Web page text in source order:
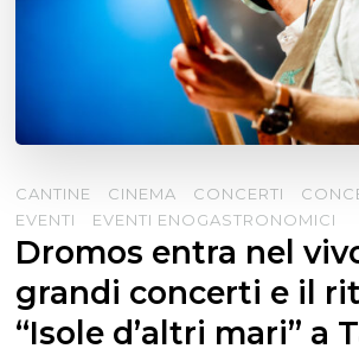
CANTINE CINEMA CONCERTI
EVENTI
EVENTI ENOGASTRONOMICI
Dromos entra nel
grandi concerti e il
“Isole d’altri mari” a